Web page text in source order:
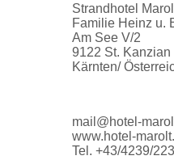
Strandhotel
Familie Heinz u.
Am See V/2
9122 St.
Kärnten/
mail@hotel-
www.hotel-
Tel. +43/4239/